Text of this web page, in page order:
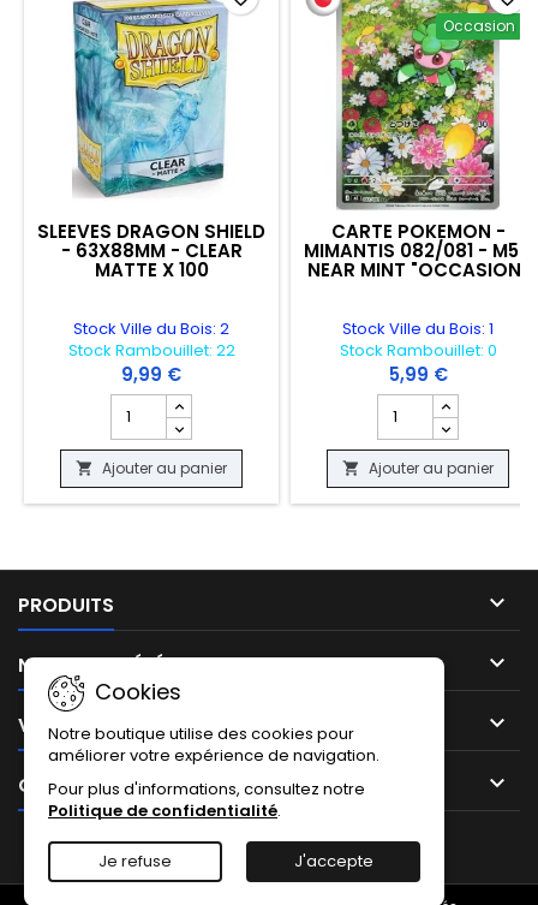
SLEEVES DRAGON SHIELD
- 63X88MM - CLEAR
MATTE X 100
Stock Ville du Bois: 2
Stock Rambouillet: 22
9,99 €
Champ quantité du produit SLEEVES DRAGON SHIELD -
 Ajouter au panier
Occasion
CARTE POKEMON -
MIMANTIS 082/081 - M5 -
NEAR MINT "OCCASION"
Stock Ville du Bois: 1
Stock Rambouillet: 0
5,99 €
Champ quantité du
 Ajouter au panier
PRODUITS 
NOTRE SOCIÉTÉ 
VOTRE COMPTE 
CONTACT 
Cookies
Notre boutique utilise des cookies pour
améliorer votre expérience de navigation.
Pour plus d'informations, consultez notre
Politique de confidentialité.
Je refuse J'accepte
FacebookInstagram
TikTok